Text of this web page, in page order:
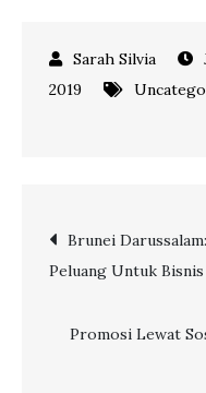
2019
Umrah:
Berbisnis
Beribadah
Post
Brunei
Peluang Untuk Bisnis
Promosi Lewat